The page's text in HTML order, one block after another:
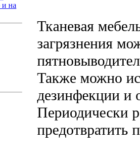
и на
Тканевая
загрязнения
Также можно
дезинфекции и
Периодически
предотвратить